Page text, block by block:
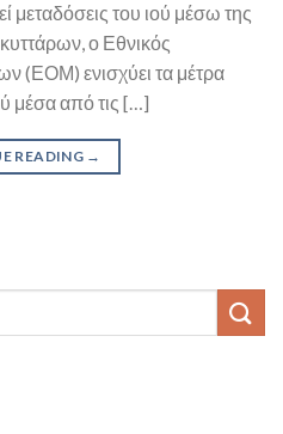
μεταδόσεις του ιού μέσω της
ο Εθνικός
(ΕΟΜ) ενισχύει τα μέτρα
μέσα από τις […]
READING →